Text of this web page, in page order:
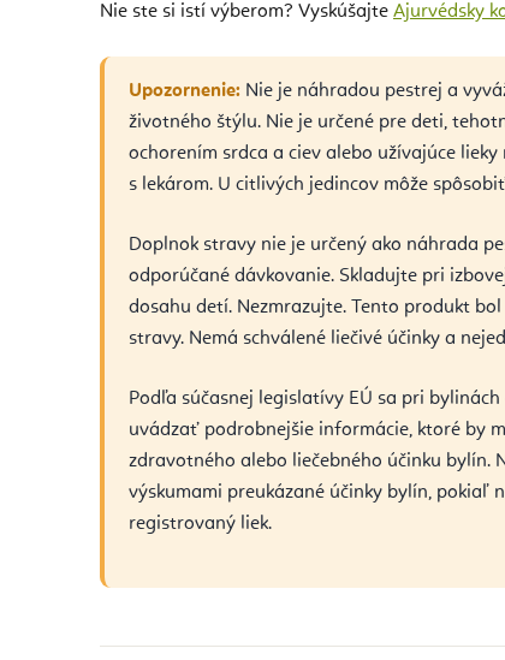
Nie ste si istí výberom? Vyskúšajte Ajurvédsky
Upozornenie: Nie je náhradou pestrej a
životného štýlu. Nie je určené pre deti,
ochorením srdca a ciev alebo užívajúce
s lekárom. U citlivých jedincov môže
Doplnok stravy nie je určený ako náhrada
odporúčané dávkovanie. Skladujte pri
dosahu detí. Nezmrazujte. Tento produkt
stravy. Nemá schválené liečivé účinky a
Podľa súčasnej legislatívy EÚ sa pri
uvádzať podrobnejšie informácie, ktoré by
zdravotného alebo liečebného účinku bylín.
výskumami preukázané účinky bylín, pokiaľ
registrovaný liek.